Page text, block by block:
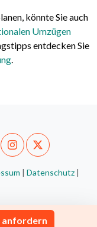
könnte Sie auch
Umzügen
entdecken Sie
.
|Datenschutz |
anfordern